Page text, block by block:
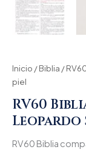
Inicio /Biblia /
piel
RV60
Leopardo
RV60 Biblia